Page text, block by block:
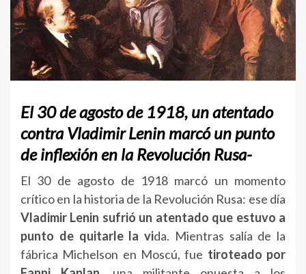
El 30 de agosto de 1918, un atentado
contra Vladimir Lenin marcó un punto
de inflexión en la Revolución Rusa-
El 30 de agosto de 1918 marcó un momento
crítico en la historia de la Revolución Rusa: ese día
Vladimir Lenin sufrió un atentado que estuvo a
punto de quitarle la vida. Mientras salía de la
fábrica Michelson en Moscú, fue tiroteado por